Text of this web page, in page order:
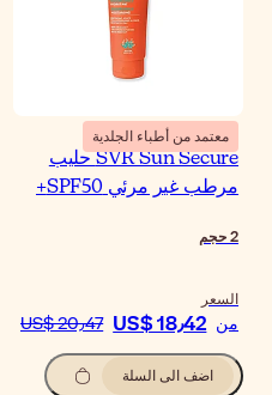
معتمد من أطباء الجلدية
SVR Spirial كريم مضاد
ومزيل للعرق فائق
US$ 13٫48 US$ 14٫98
اضف الى السلة